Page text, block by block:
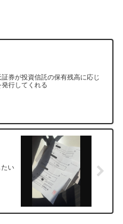
証券が投資信託の保有残高に応じ
行してくれる
たい